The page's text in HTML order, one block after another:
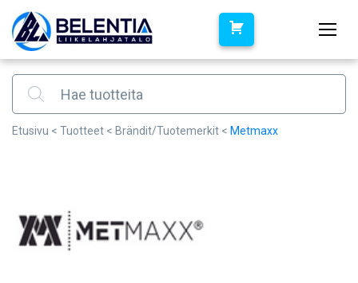
Products search
Etusivu < Tuotteet < Brändit/Tuotemerkit < Metmaxx